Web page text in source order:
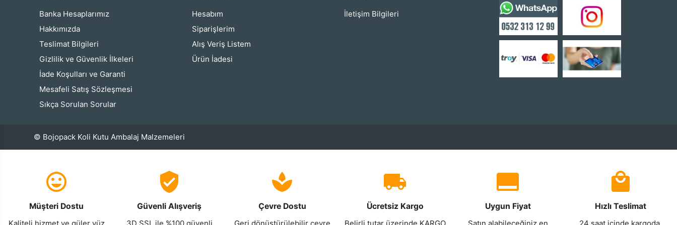
Banka Hesaplarımız
Hakkımızda
Teslimat Bilgileri
Gizlilik ve Güvenlik İlkeleri
İade Koşulları ve Garanti
Mesafeli Satış Sözleşmesi
Sıkça Sorulan Sorular
Hesabım
Siparişlerim
Alış Veriş Listem
Ürün İadesi
İletişim Bilgileri
© Bojopack Koli Kutu Ambalaj Malzemeleri
Müşteri Dostu
Güvenli Alışveriş
Çevre Dostu
Ücretsiz Kargo
Uygun Fiyat
Hızlı Teslimat